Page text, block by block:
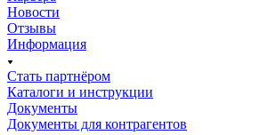
Новости
Отзывы
Информация
Стать партнёром
Каталоги и инструкции
Документы
Документы для контрагентов